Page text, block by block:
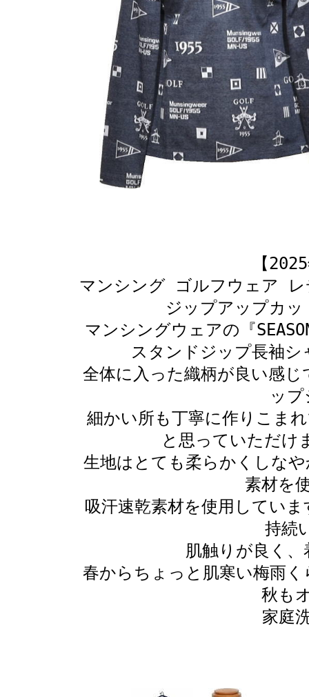
【
マンシング ゴルフウェア
ジップアップカ
マンシングウェアの『
スタンドジップ長袖
全体に入った織柄が良い感
ッ
細かい所も丁寧に作りこま
と思っていただけ
生地はとても柔らかくしな
素材を
吸汗速乾素材を使用してい
持続
肌触りが良く
春からちょっと肌寒い梅雨
秋も
家庭